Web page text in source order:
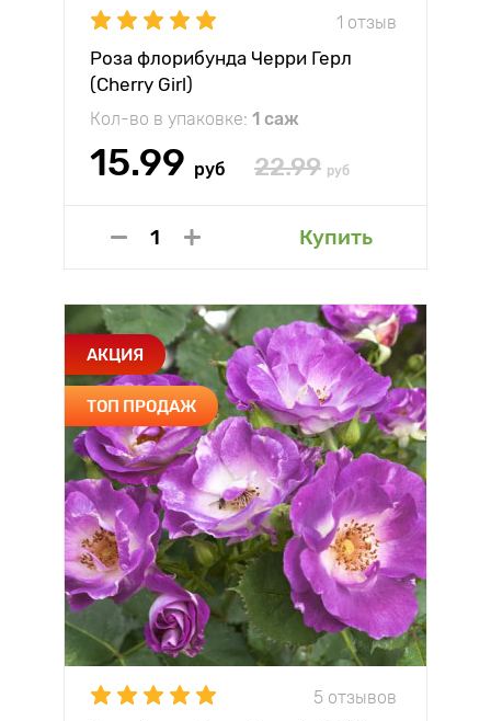
1 отзыв
Роза флорибунда Черри Герл
(Cherry Girl)
Кол-во в упаковке: 1 саж
15.99 руб 22.99 руб
Купить
АКЦИЯ
ТОП ПРОДАЖ
5 отзывов